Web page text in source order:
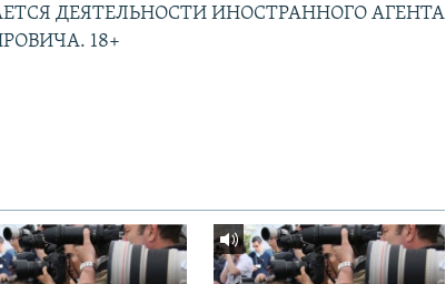
ДЕЯТЕЛЬНОСТИ ИНОСТРАННОГО АГЕНТА
18+